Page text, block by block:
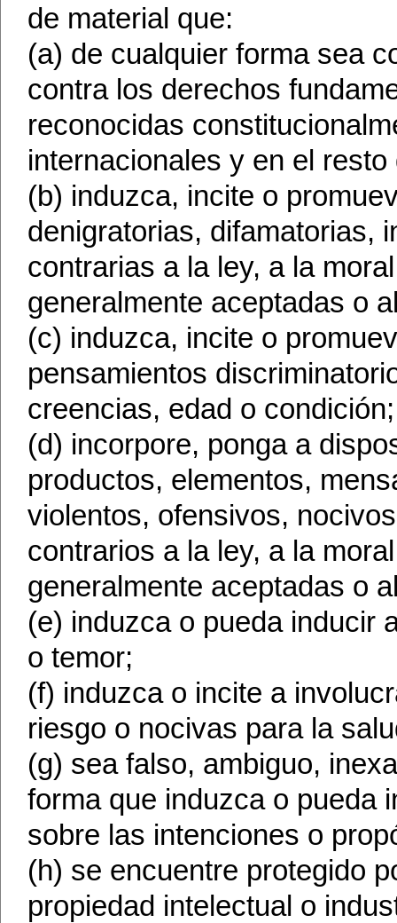
de material que:
(a) de cualquier forma sea
contra los derechos
reconocidas
internacionales y en el
(b) induzca, incite o
denigratorias, difamatorias,
contrarias a la ley, a la
generalmente aceptadas o
(c) induzca, incite o
pensamientos
creencias, edad o condición;
(d) incorpore, ponga a
productos, elementos,
violentos, ofensivos,
contrarios a la ley, a la
generalmente aceptadas o
(e) induzca o pueda inducir
o temor;
(f) induzca o incite a
riesgo o nocivas para la
(g) sea falso, ambiguo,
forma que induzca o pueda
sobre las intenciones o
(h) se encuentre protegido
propiedad intelectual o